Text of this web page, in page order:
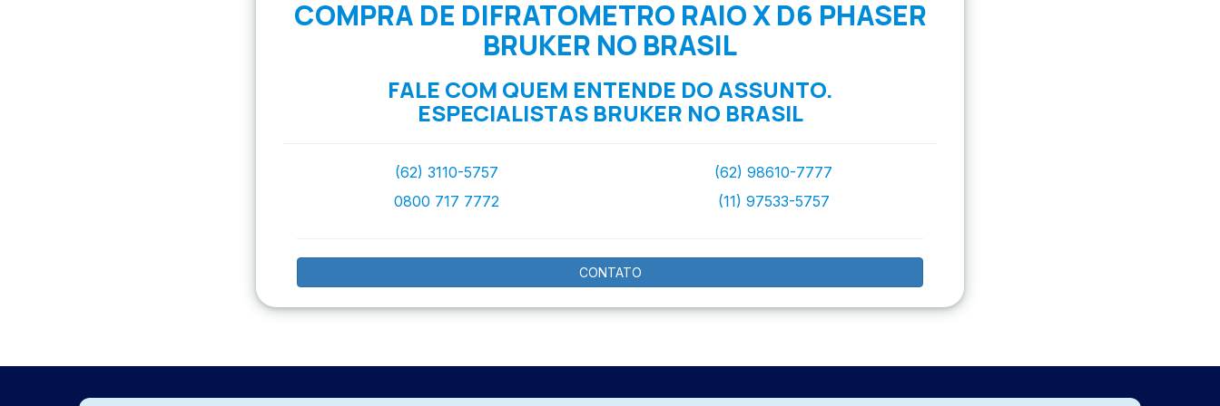
COMPRA DE DIFRATOMETRO RAIO X D6 PHASER
BRUKER NO BRASIL
FALE COM QUEM ENTENDE DO ASSUNTO.
ESPECIALISTAS BRUKER NO BRASIL
(62) 3110-5757
0800 717 7772
(62) 98610-7777
(11) 97533-5757
CONTATO